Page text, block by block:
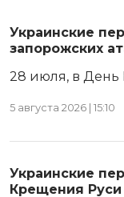
Украинские
запорожских
28 июля, в День
5 августа 2026 | 15:10
Украинские
Крещения